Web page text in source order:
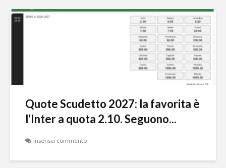
Quote Scudetto 2027: la favorita è
l’Inter a quota 2.10. Seguono...
Inserisci commento